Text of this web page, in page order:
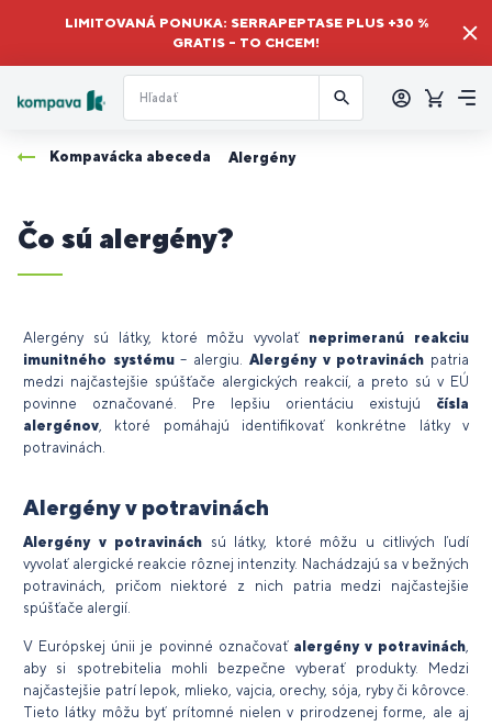
LIMITOVANÁ PONUKA: SERRAPEPTASE PLUS +30 %
GRATIS – TO CHCEM!
sa
Košík
Kompavácka abeceda Alergény
Čo sú alergény?
Alergény sú látky, ktoré môžu vyvolať neprimeranú reakciu
imunitného systému– alergiu. Alergény v potravinách patria
medzi najčastejšie spúšťače alergických reakcií, a preto sú v EÚ
povinne označované. Pre lepšiu orientáciu existujú čísla
alergénov, ktoré pomáhajú identifikovať konkrétne látky v
potravinách.
Alergény v potravinách
Alergény v potravinách sú látky, ktoré môžu u citlivých ľudí
vyvolať alergické reakcie rôznej intenzity. Nachádzajú sa v bežných
potravinách, pričom niektoré z nich patria medzi najčastejšie
spúšťače alergií.
V Európskej únii je povinné označovať alergény v potravinách,
aby si spotrebitelia mohli bezpečne vyberať produkty. Medzi
najčastejšie patrí lepok, mlieko, vajcia, orechy, sója, ryby či kôrovce.
Tieto látky môžu byť prítomné nielen v prirodzenej forme, ale aj